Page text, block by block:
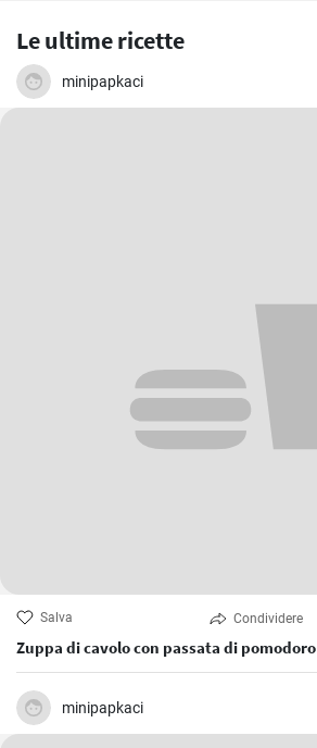
Le ultime ricette
minipapkaci
Salva Condividere
Zuppa di cavolo con passata di pomodoro
minipapkaci